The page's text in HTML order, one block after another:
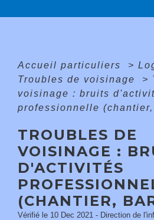
Accueil particuliers >
Troubles de voisinage
>
voisinage : bruits
professionnelle
TROUBLES DE
VOISINAGE :
D'ACTIVITÉS
(CHANTIER,
Vérifié le 10 Dec 2021 - Direction de